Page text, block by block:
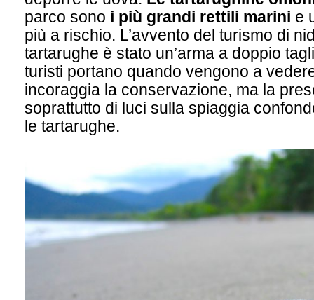
parco sono i più grandi rettili marini e
più a rischio. L’avvento del turismo di
tartarughe è stato un’arma a doppio
turisti portano quando vengono a
incoraggia la conservazione, ma la
soprattutto di luci sulla spiaggia
le tartarughe.